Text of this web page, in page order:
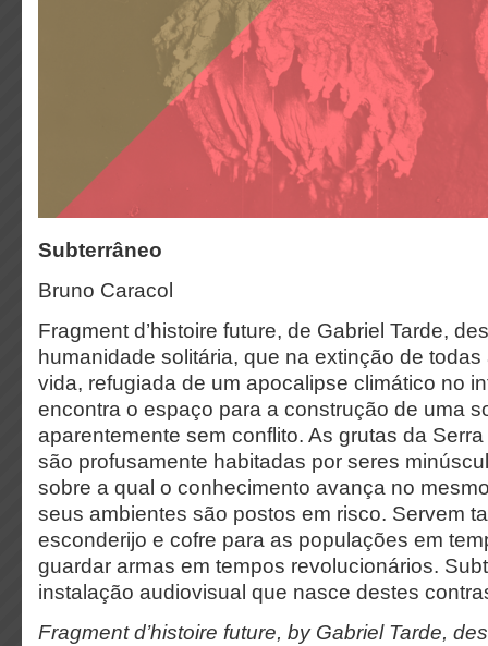
Subterrâneo
Bruno Caracol
Fragment d’histoire future, de Gabriel Tarde,
humanidade solitária, que na extinção de
vida, refugiada de um apocalipse climático no
encontra o espaço para a construção de uma
aparentemente sem conflito. As grutas da Serra
são profusamente habitadas por seres
sobre a qual o conhecimento avança no
seus ambientes são postos em risco. Servem
esconderijo e cofre para as populações em
guardar armas em tempos revolucionários.
instalação audiovisual que nasce destes
Fragment d’histoire future, by Gabriel Tarde,